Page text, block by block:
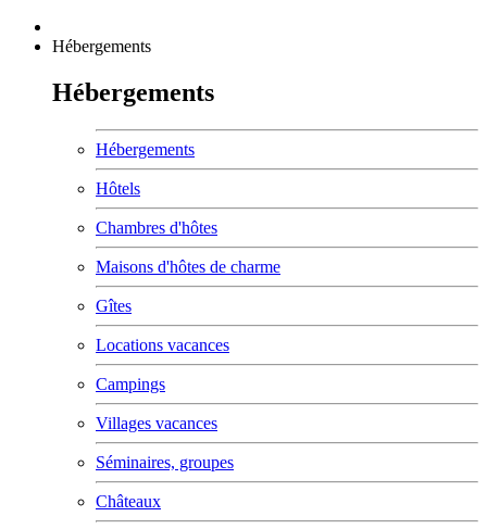
Hébergements
Hébergements
Hébergements
Hôtels
Chambres d'hôtes
Maisons d'hôtes de charme
Gîtes
Locations vacances
Campings
Villages vacances
Séminaires, groupes
Châteaux